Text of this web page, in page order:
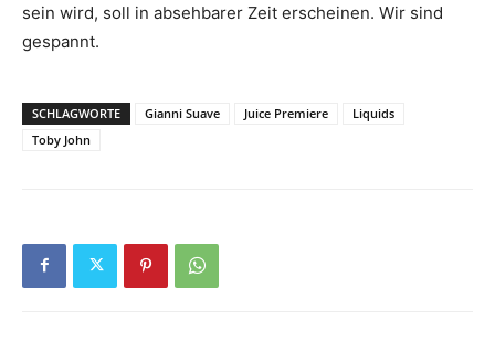
sein wird, soll in absehbarer Zeit erscheinen. Wir sind
gespannt.
SCHLAGWORTE Gianni Suave Juice Premiere
Liquids
Toby John